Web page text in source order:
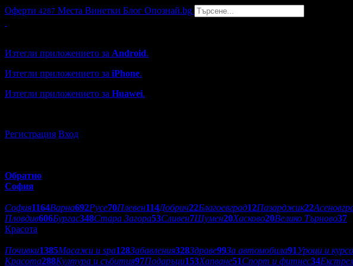
Оферти 4287 Места Винетки Блог Опознай.bg
Изтегли приложението за Android.
Изтегли приложението за iPhone.
Изтегли приложението за Huawei.
Регистрация Вход
Обратно
София
София1164Варна692Русе70Плевен114Добрич22Благоевград12Пазарджик22
Пловдив606Бургас348Стара Загора53Сливен7Шумен20Хасково20Велико Търново37
Красота
Почивки1385Масажи и spa128Забавления328Здраве99За автомобила91Уроци и
Красота288Култура и събития97Подаръци153Хапване51Спорт и фитнес34